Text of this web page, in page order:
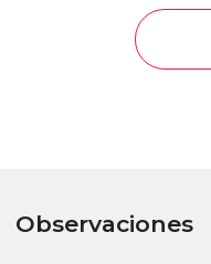
Observaciones